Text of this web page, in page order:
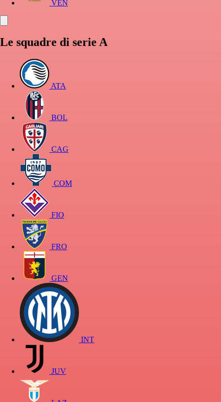
VEN
Le squadre di serie A
ATA
BOL
CAG
COM
FIO
FRO
GEN
INT
JUV